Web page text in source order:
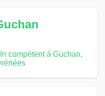
compétent à Guchan,